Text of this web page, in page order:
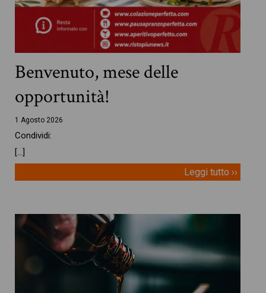
Benvenuto, mese delle
opportunità!
1 Agosto 2026
Condividi:
[…]
Leggi tutto ››